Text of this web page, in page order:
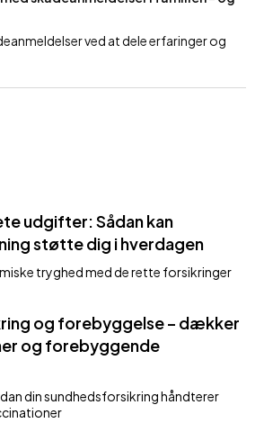
ved at dele erfaringer og
udgifter: Sådan kan
støtte dig i hverdagen
tryghed med de rette forsikringer
og forebyggelse – dækker
og forebyggende
din sundhedsforsikring håndterer